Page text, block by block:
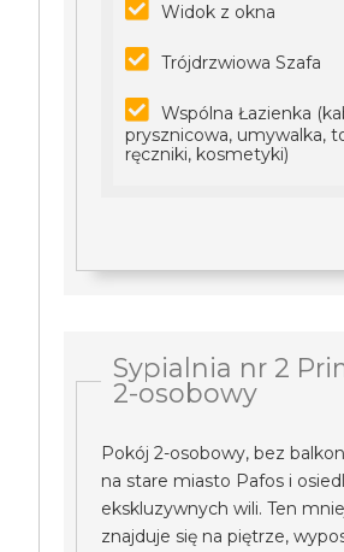
Widok z okna
Trójdrzwiowa Szafa
Wspólna Łazienka
prysznicowa, umywalka,
ręczniki, kosmetyki)
Sypialnia nr 2
2-osobowy
Pokój 2-osobowy, bez
na stare miasto Pafos i
ekskluzywnych wili. Ten
znajduje się na piętrze,